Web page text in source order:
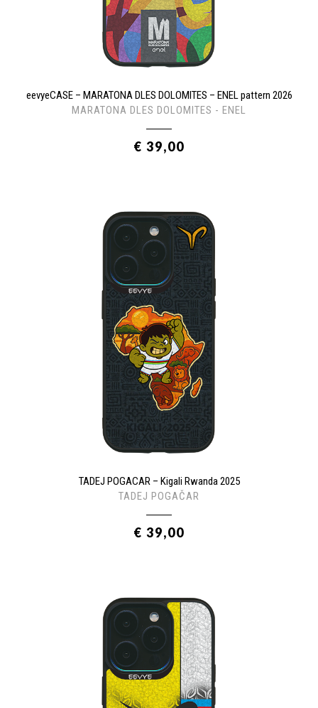
eevyeCASE – MARATONA DLES DOLOMITES – ENEL pattern 2026
MARATONA DLES DOLOMITES - ENEL
€ 39,00
TADEJ POGACAR – Kigali Rwanda 2025
TADEJ POGAČAR
€ 39,00